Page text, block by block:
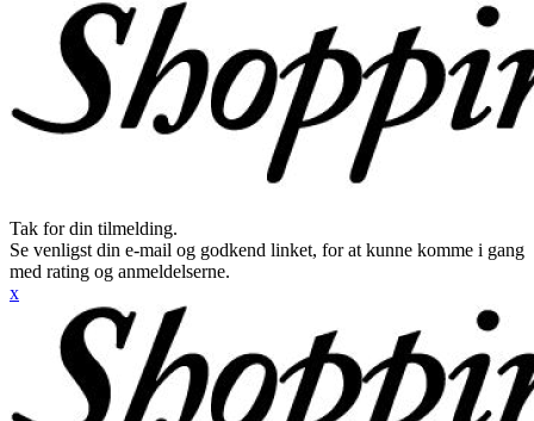
Tak for din tilmelding.
Se venligst din e-mail og godkend linket, for at kunne komme i gang
med rating og anmeldelserne.
x